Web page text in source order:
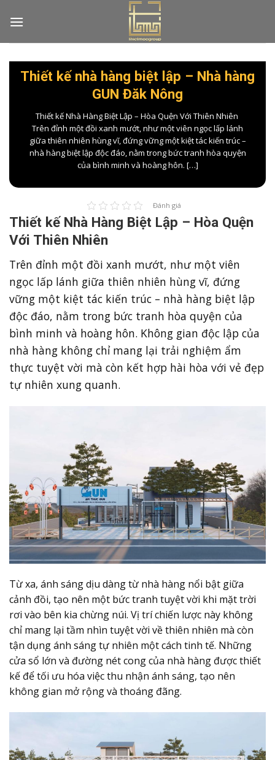
Thiết kế nhà hàng biệt lập – Nhà hàng
GUN Đăk Nông
Thiết kế Nhà Hàng Biệt Lập – Hòa Quện Với Thiên Nhiên
Trên đỉnh một đồi xanh mướt, như một viên ngọc lấp lánh
giữa thiên nhiên hùng vĩ, đứng vững một kiệt tác kiến trúc –
nhà hàng biệt lập độc đáo, nằm trong bức tranh hòa quyện
của bình minh và hoàng hôn. […]
Đánh giá
Thiết kế Nhà Hàng Biệt Lập – Hòa Quện
Với Thiên Nhiên
Trên đỉnh một đồi xanh mướt, như một viên
ngọc lấp lánh giữa thiên nhiên hùng vĩ, đứng
vững một kiệt tác kiến trúc – nhà hàng biệt lập
độc đáo, nằm trong bức tranh hòa quyện của
bình minh và hoàng hôn. Không gian độc lập của
nhà hàng không chỉ mang lại trải nghiệm ẩm
thực tuyệt vời mà còn kết hợp hài hòa với vẻ đẹp
tự nhiên xung quanh.
Từ xa, ánh sáng dịu dàng từ nhà hàng nổi bật giữa
cảnh đồi, tạo nên một bức tranh tuyệt vời khi mặt trời
rơi vào bên kia chừng núi. Vị trí chiến lược này không
chỉ mang lại tầm nhìn tuyệt vời về thiên nhiên mà còn
tận dụng ánh sáng tự nhiên một cách tinh tế. Những
cửa sổ lớn và đường nét cong của nhà hàng được thiết
kế để tối ưu hóa việc thu nhận ánh sáng, tạo nên
không gian mở rộng và thoáng đãng.